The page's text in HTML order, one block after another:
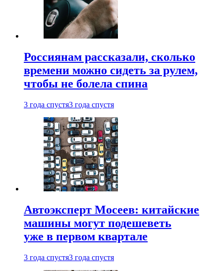
Россиянам рассказали, сколько
времени можно сидеть за рулем,
чтобы не болела спина
3 года спустя3 года спустя
Автоэксперт Мосеев: китайские
машины могут подешеветь
уже в первом квартале
3 года спустя3 года спустя